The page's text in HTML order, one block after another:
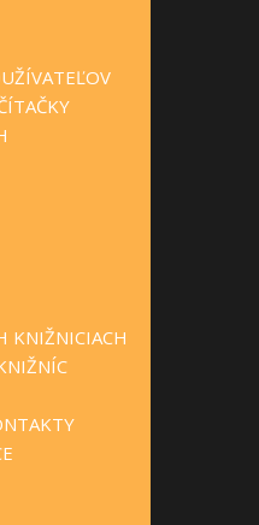
KNIŽNICIACH